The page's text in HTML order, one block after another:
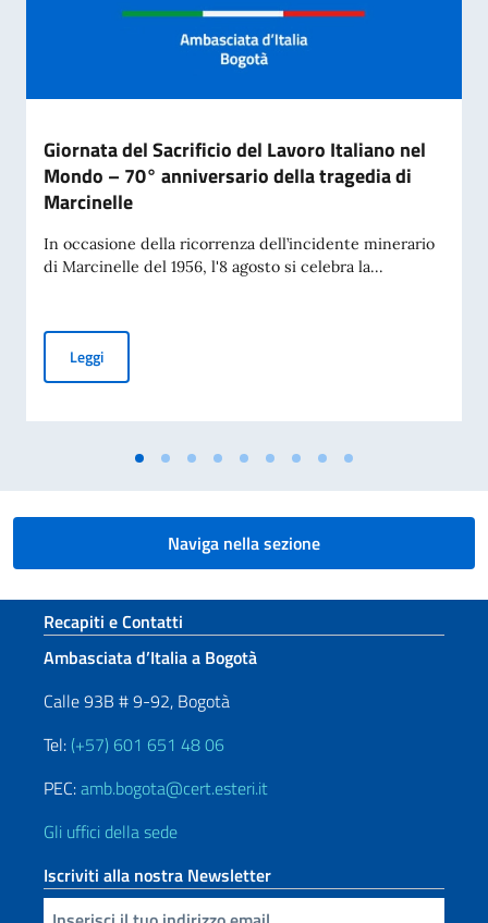
Giornata del Sacrificio del Lavoro Italiano nel
Mondo – 70° anniversario della tragedia di
Marcinelle
In occasione della ricorrenza dell’incidente minerario
di Marcinelle del 1956, l'8 agosto si celebra la...
LeggiGiornata del Sacrificio del Lavoro Italiano nel Mondo –
Naviga nella sezione
Sezione footer
Recapiti e Contatti
Ambasciata d’Italia a Bogotà
Calle 93B # 9-92, Bogotà
Tel: (+57) 601 651 48 06
PEC:amb.bogota@cert.esteri.it
Gli uffici della sede
Iscriviti alla nostra Newsletter
Inserisci la tua email